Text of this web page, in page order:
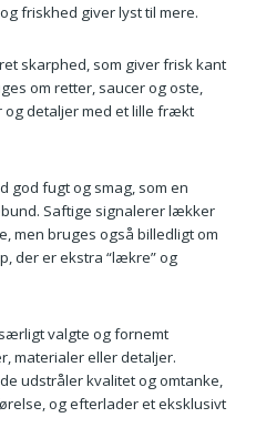
friskhed giver lyst til mere.
skarphed, som giver frisk kant
om retter, saucer og oste,
og detaljer med et lille frækt
god fugt og smag, som en
Saftige signalerer lækker
men bruges også billedligt om
der er ekstra “lækre” og
valgte og fornemt
materialer eller detaljer.
udstråler kvalitet og omtanke,
og efterlader et eksklusivt